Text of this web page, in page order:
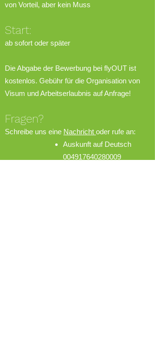
von Vorteil, aber kein Muss
Start:
ab sofort oder später
Die Abgabe der Bewerbung bei flyOUT ist
kostenlos. Gebühr für die Organisation von
Visum und Arbeitserlaubnis auf Anfrage!
Fragen?
Schreibe uns eine Nachricht oder rufe an:
Auskunft auf Deutsch
004917640280009